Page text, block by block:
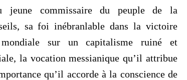
jeune commissaire du peuple de la
sa foi inébranlable dans la victoire
sur un capitalisme ruiné et
la vocation messianique qu’il attribue
qu’il accorde à la conscience de